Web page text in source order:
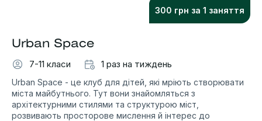
300 грн за 1 заняття
Urban Space
7-11 класи
1 раз на тиждень
Urban Space - це клуб для дітей, які мріють створювати
міста майбутнього. Тут вони знайомляться з
архітектурними стилями та структурою міст,
розвивають просторове мислення й інтерес до